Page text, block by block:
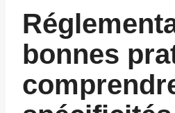
bonnes